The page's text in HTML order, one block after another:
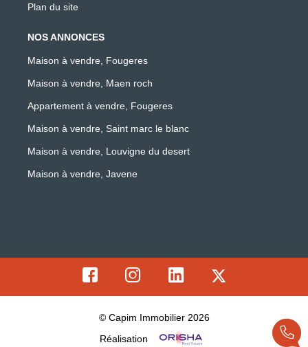
Plan du site
NOS ANNONCES
Maison à vendre, Fougeres
Maison à vendre, Maen roch
Appartement à vendre, Fougeres
Maison à vendre, Saint marc le blanc
Maison à vendre, Louvigne du desert
Maison à vendre, Javene
© Capim Immobilier 2026
Réalisation